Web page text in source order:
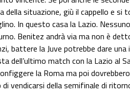
della situazione, giù il cappello e si
In questo casa la Lazio.
Benitez andrà via ma non è
battere la Juve potrebbe dare una
dell’ultimo match con la Lazio al
la Roma ma poi
vendicarsi della semifinale di